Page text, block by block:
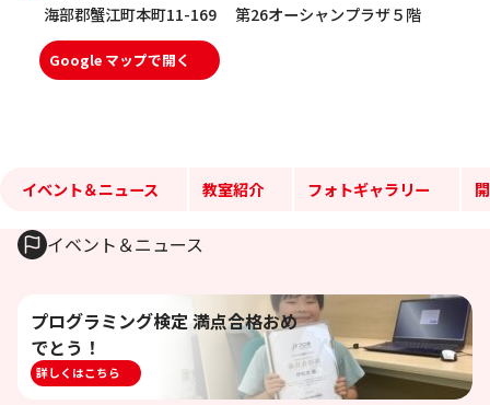
海部郡蟹江町本町11-169 第26オーシャンプラザ５階
Google マップで開く
イベント＆ニュース 教室紹介 フォトギャラリー
イベント＆ニュース
プログラミング検定 満点合格おめ
でとう！
詳しくはこちら